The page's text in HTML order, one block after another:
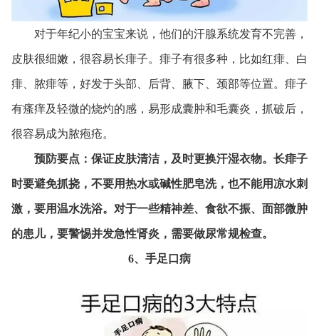
对于年纪小的宝宝来说，他们的汗腺系统发育不完善，
皮肤很细嫩，很容易长痱子。痱子有很多种，比如红痱、白
痱、脓痱等，好发于头部、后背、腋下、颈部等位置。痱子
有瘙痒及轻微的烧灼的感，易形成囊肿和毛囊炎，抓破后，
很容易成为脓疱疮。
预防要点：保证皮肤清洁，及时更换汗湿衣物。长痱子
时要避免抓挠，不要用热水或碱性肥皂洗，也不能用凉水刺
激，要用温水洗浴。对于一些精神差、食欲不振、面部微肿
的患儿，要警惕并发急性肾炎，需要做尿常规检查。
6、手足口病